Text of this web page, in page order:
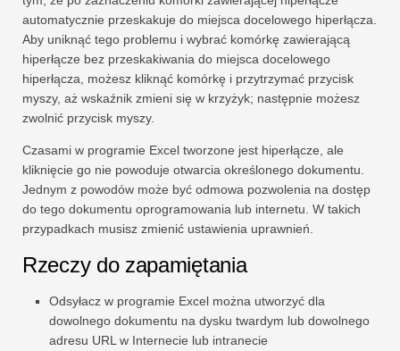
automatycznie przeskakuje do miejsca docelowego hiperłącza.
Aby uniknąć tego problemu i wybrać komórkę zawierającą
hiperłącze bez przeskakiwania do miejsca docelowego
hiperłącza, możesz kliknąć komórkę i przytrzymać przycisk
myszy, aż wskaźnik zmieni się w krzyżyk; następnie możesz
zwolnić przycisk myszy.
Czasami w programie Excel tworzone jest hiperłącze, ale
kliknięcie go nie powoduje otwarcia określonego dokumentu.
Jednym z powodów może być odmowa pozwolenia na dostęp
do tego dokumentu oprogramowania lub internetu. W takich
przypadkach musisz zmienić ustawienia uprawnień.
Rzeczy do zapamiętania
Odsyłacz w programie Excel można utworzyć dla
dowolnego dokumentu na dysku twardym lub dowolnego
adresu URL w Internecie lub intranecie